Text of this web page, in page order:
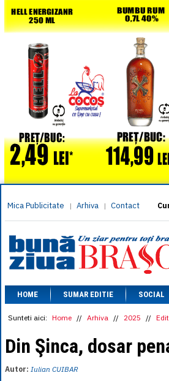
Mica Publicitate | Arhiva | Contact
HOME SUMAR EDITIE SOCIAL
Sunteti aici: Home // Arhiva // 2025 //
Din Şinca, dosar
Autor: Iulian CUIBAR